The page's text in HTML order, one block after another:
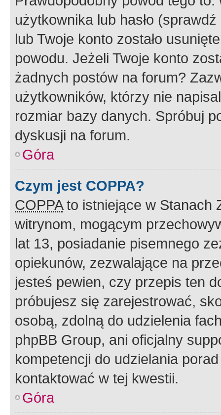
użytkownika lub hasło
lub Twoje konto zostało
powodu. Jeżeli Twoje konto
żadnych postów na forum?
użytkowników, którzy nie
rozmiar bazy danych. Spróbuj
dyskusji na forum.
Góra
Czym jest COPPA?
COPPAto istniejące w Stanach
witrynom, mogącym
lat 13, posiadanie pisemnego
opiekunów, zezwalające na
jesteś pewien, czy przepis ten
próbujesz się zarejestrować,
osobą, zdolną do udzielenia
phpBB Group, ani oficjalny
kompetencji do udzielania
kontaktować w tej kwestii.
Góra